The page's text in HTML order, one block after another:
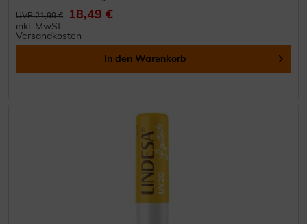
UVP 21,99 € 18,49 €
inkl. MwSt.
Versandkosten
In den Warenkorb